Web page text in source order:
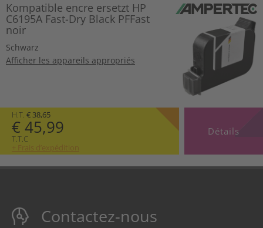
Kompatible encre ersetzt HP
C6195A Fast-Dry Black PFFast
noir
Schwarz
Afficher les appareils appropriés
H.T. € 38,65
€ 45,99
T.T.C
+ Frais d’expédition
Détails
Contactez-nous